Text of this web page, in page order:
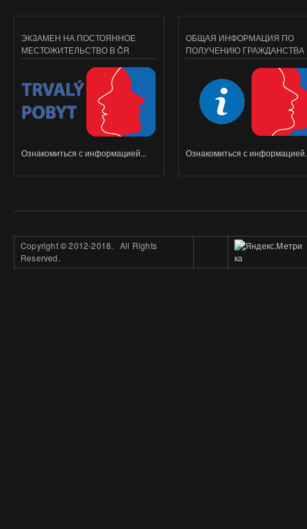
ЭКЗАМЕН НА ПОСТОЯННОЕ
МЕСТОЖИТЕЛЬСТВО В ČR
Ознакомиться с информацией...
ОБЩАЯ ИНФОРМАЦИЯ ПО
ПОЛУЧЕНИЮ ГРАЖДАНСТВА
Ознакомиться с
Copyright©2012-2018. All Rights
Reserved.